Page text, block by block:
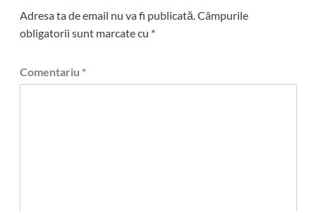
Adresa ta de email nu va fi publicată.Câmpurile
obligatorii sunt marcate cu *
Comentariu *